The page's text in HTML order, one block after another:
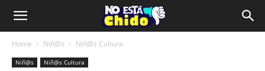
Home Niñ@s Niñ@s Cultura
Niñ@s Niñ@s Cultura